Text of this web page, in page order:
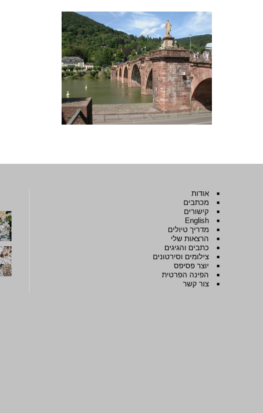
אודות
מכתבים
קישורים
English
מדריך טיולים
הרצאות שלי
כתבים והגיגים
צילומים וסירטונים
יוצר פסיפס
הפינה הפרטית
צור קשר